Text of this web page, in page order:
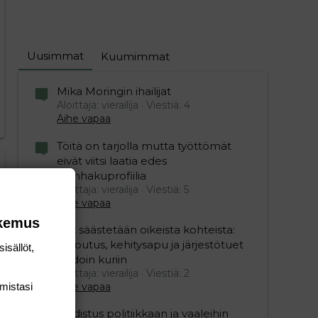
editoriin…
Uusimmat Kuumimmat
Mika Moringin ihailijat
Aloittaja: vierailija
Viestiä: 4
Aihe vapaa
Töitä on tarjolla mutta työttömät
eivät viitsi laatia edes
työnhakuprofiilia
Aloittaja: vierailija
Viestiä: 5
Aihe vapaa
Nyt säästetään oikeista kohteista:
kotoutus, kehitysapu ja järjestötuet
vihdoin kuriin
Aloittaja: vierailija
Viestiä: 2
Aihe vapaa
Uudistus politiikkaan ja vaaleihin